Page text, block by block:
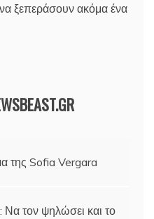
ξεπεράσουν ακόμα ένα
της Sofia Vergara
τον ψηλώσει και το